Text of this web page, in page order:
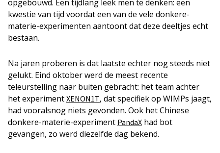
opgebouwd. Een tijdlang leek men te denken: een
kwestie van tijd voordat een van de vele donkere-
materie-experimenten aantoont dat deze deeltjes echt
bestaan.
Na jaren proberen is dat laatste echter nog steeds niet
gelukt. Eind oktober werd de meest recente
teleurstelling naar buiten gebracht: het team achter
het experiment XENON1T, dat specifiek op WIMPs jaagt,
had vooralsnog niets gevonden. Ook het Chinese
donkere-materie-experiment PandaX had bot
gevangen, zo werd diezelfde dag bekend.